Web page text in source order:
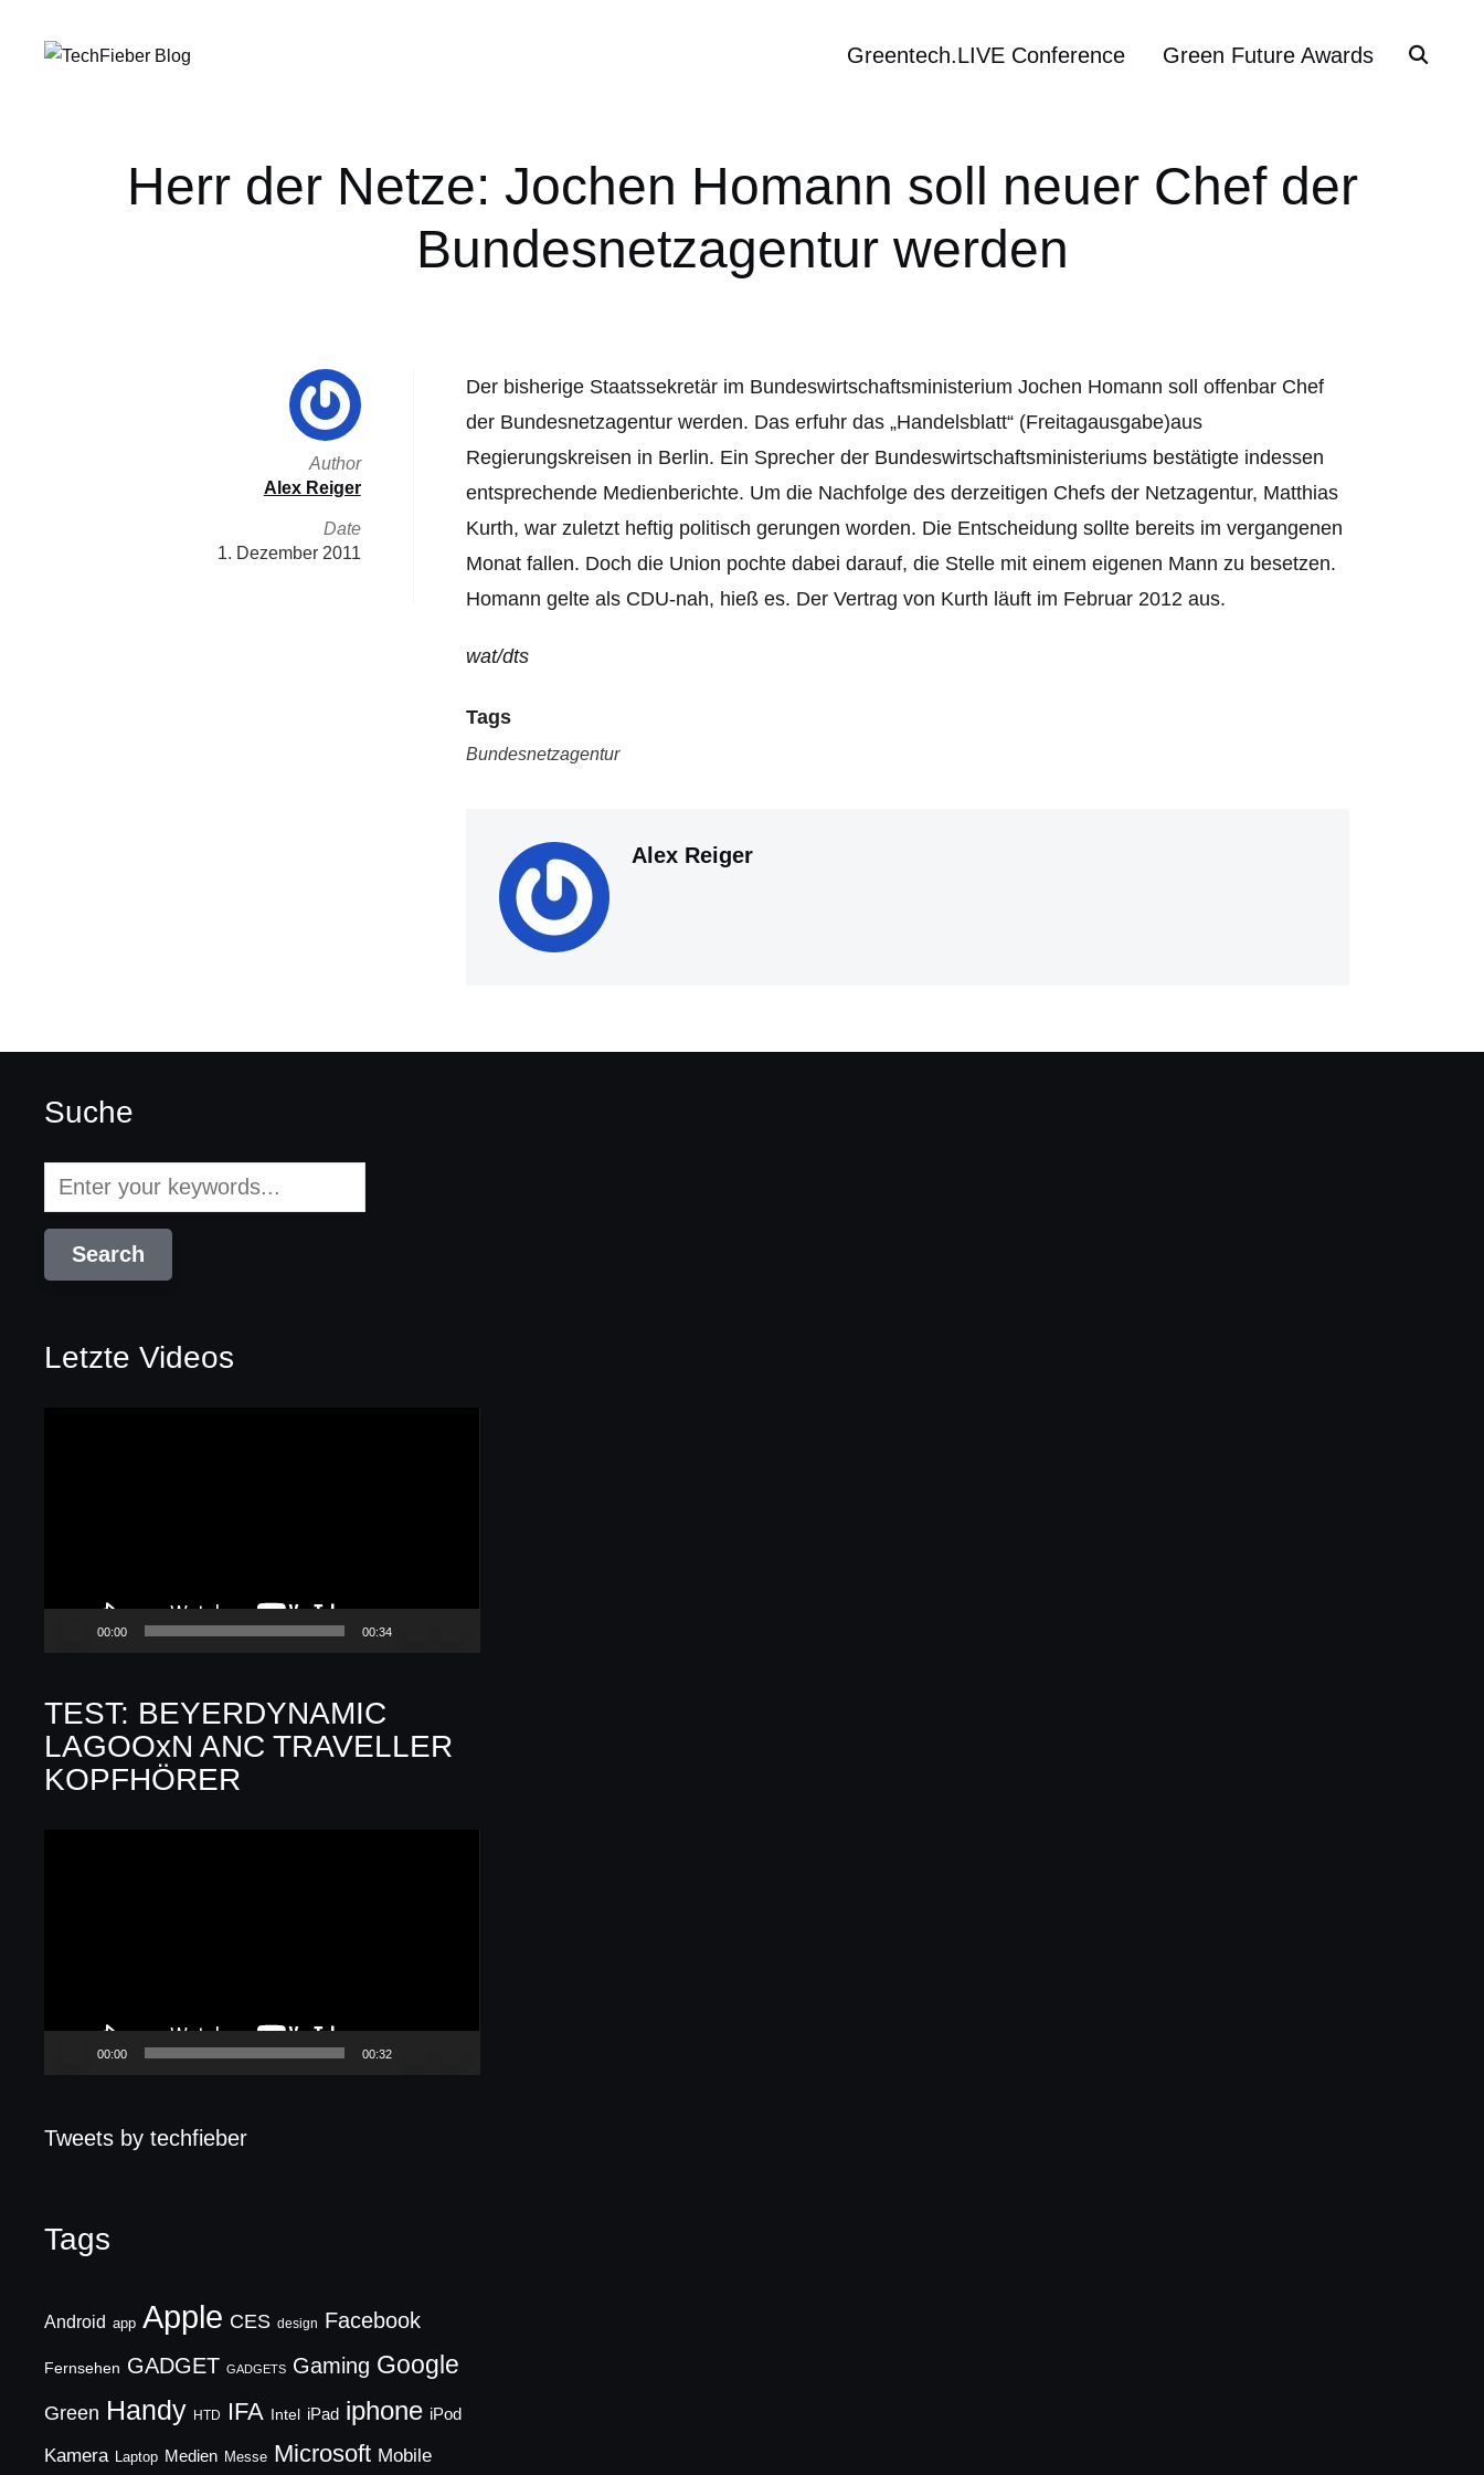
Greentech.LIVE Conference Green Future Awards
Herr der Netze: Jochen Homann soll neuer Chef der
Bundesnetzagentur werden
Der bisherige Staatssekretär im Bundeswirtschaftsministerium Jochen Homann soll offenbar Chef
der Bundesnetzagentur werden. Das erfuhr das „Handelsblatt“ (Freitagausgabe)aus
Regierungskreisen in Berlin. Ein Sprecher der Bundeswirtschaftsministeriums bestätigte indessen
entsprechende Medienberichte. Um die Nachfolge des derzeitigen Chefs der Netzagentur, Matthias
Kurth, war zuletzt heftig politisch gerungen worden. Die Entscheidung sollte bereits im vergangenen
Monat fallen. Doch die Union pochte dabei darauf, die Stelle mit einem eigenen Mann zu besetzen.
Homann gelte als CDU-nah, hieß es. Der Vertrag von Kurth läuft im Februar 2012 aus.
wat/dts
Tags
Bundesnetzagentur
Alex Reiger
Author
Alex Reiger
Date
1. Dezember 2011
Suche
Letzte Videos
00:00 00:34
TEST: BEYERDYNAMIC
LAGOOxN ANC TRAVELLER
KOPFHÖRER
00:00 00:32
Tweets by techfieber
Tags
Android app Apple CES design Facebook
Fernsehen GADGET GADGETS Gaming Google
Green Handy HTD IFA Intel iPad iphone iPod
Kamera Laptop Medien Messe Microsoft Mobile